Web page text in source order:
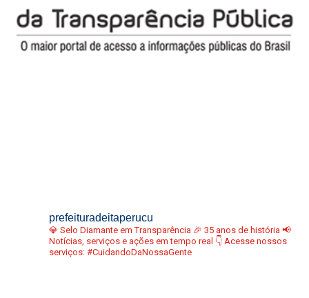
prefeituradeitaperucu
💎 Selo Diamante em Transparência 🎉 35 anos de história 📢
Notícias, serviços e ações em tempo real 👇 Acesse nossos
serviços: #CuidandoDaNossaGente